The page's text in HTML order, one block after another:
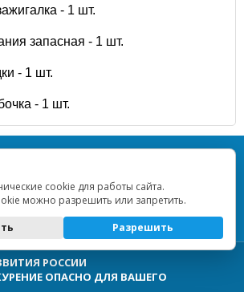
- 1 шт.
запасная - 1 шт.
- 1 шт.
- 1 шт.
· ИНН 773376648955 ·
· Регистрация 16.10.2014 · г. Москва ·
РОССИИ
ОПАСНО ДЛЯ ВАШЕГО
cookie для работы сайта.
можно разрешить или запретить.
Разрешить